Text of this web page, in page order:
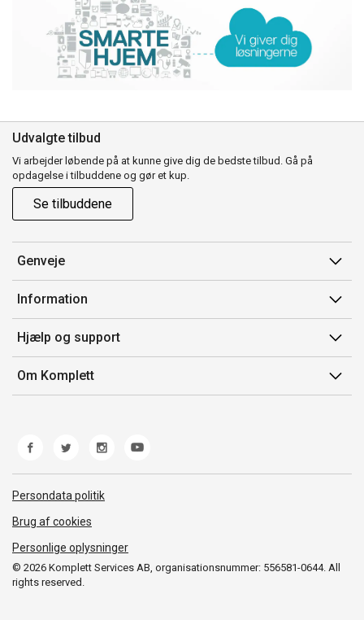
Udvalgte tilbud
Vi arbejder løbende på at kunne give dig de bedste tilbud. Gå på
opdagelse i tilbuddene og gør et kup.
Se tilbuddene
Genveje
Min side
Ordrehistorik
Gavekort
Information
Salgsbetingelser
Mærker/producent
Fortrydelsesret
Hjælp og support
Kontakt os
Kundeservice
Fejl/Mangler
Fragt og levering
Om Komplett
© 2026 Komplett Services AB, organisationsnummer: 556581-0644. All
rights reserved.
Persondata politik
Brug af cookies
Personlige oplysninger